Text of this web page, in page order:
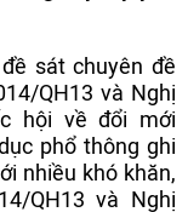
sát chuyên đề
QH13 và Nghị
hội về đổi mới
phổ thông ghi
nhiều khó khăn,
QH13 và Nghị